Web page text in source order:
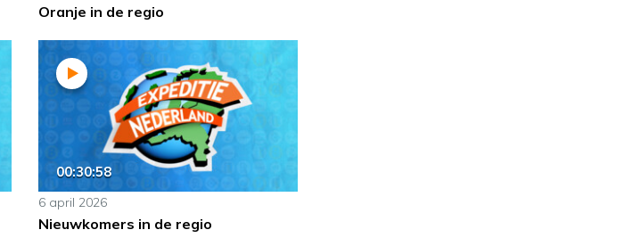
Oranje in de regio
00:30:58
6 april 2026
Nieuwkomers in de regio